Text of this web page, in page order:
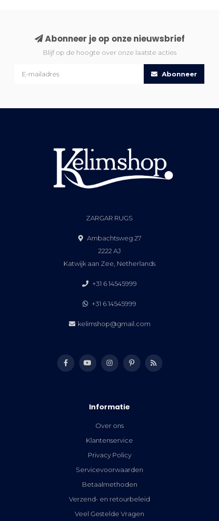
Abonneer je op onze nieuwsbrief
Blijf op de hoogte over onze laatste acties
Abonneer
ZARGAR RUGS
Ambachtsweg 27
2222 AJ
Katwijk aan Zee, Netherlands
+31 6 14545999
+31 6 14545999
kelimshop@gmail.com
Informatie
Over ons
Klantenservice
Privacy Policy
Servicevoorwaarden
Betaalmethoden
Verzend- en retourbeleid
Veel Gestelde Vragen